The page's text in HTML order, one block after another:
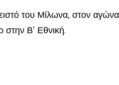
του Μίλωνα, στον
Β’ Εθνική.